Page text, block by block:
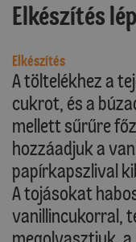
Elkészítés
Elkészítés
A töltelékhez a
cukrot, és a
mellett sűrűre
hozzáadjuk a
papírkapszlival
A tojásokat
vanillincukorral,